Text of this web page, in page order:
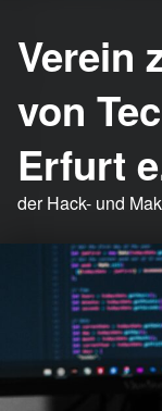
Verein
von
Erfurt
der Hack- und